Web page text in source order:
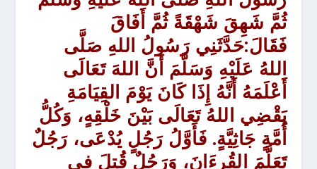
ثُمَّ شَهِقَ شَهْقَةً ثُمَّ أَفَاقَ
فَقَالَ:حَدَّثَنِي رَسُولُ اللهِ صَلَّى
اللهُ عَلَيْهِ وَسَلَّمَ أَنَّ اللهَ تَعَالَى
أَعْلَمَهُ أَنَّهُ إِذَا كَانَ يَوْمَ القِيَامَةِ
يَقْضِي اللهُ تَعَالَى بَيْنَ خَلْقِهٍ، وَكُلُّ
أُمَّةٍ جَاثِيَّةٍ. فَأَوَّلُ رَجُلٍ يُدْعَى، رَجُلٌ
تَعَلَّمَ القُرِءَانَ، وَرَجُلٌ قُتِلَ فِي